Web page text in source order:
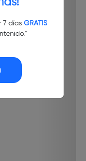
7 días GRATIS